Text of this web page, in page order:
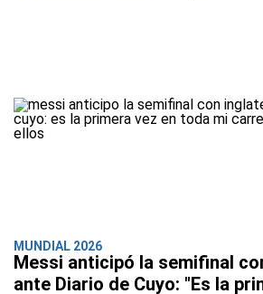
MUNDIAL 2026
Messi anticipó la semifinal
ante Diario de Cuyo: "Es la